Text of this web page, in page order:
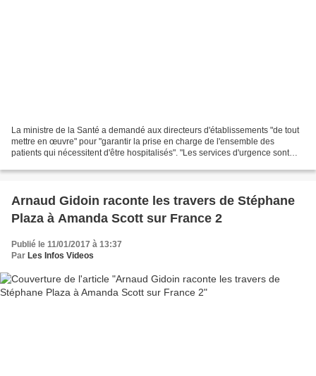
La ministre de la Santé a demandé aux directeurs d'établissements "de tout
mettre en œuvre" pour "garantir la prise en charge de l'ensemble des
patients qui nécessitent d'être hospitalisés". "Les services d'urgence sont
Arnaud Gidoin raconte les travers de Stéphane
Plaza à Amanda Scott sur France 2
Publié le 11/01/2017 à 13:37
Par Les Infos Videos